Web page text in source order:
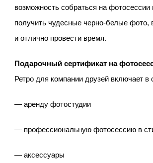
возможность собраться на
получить чудесные черно-белые фото,
и отлично провести время.
Подарочный сертификат на
Ретро для компании друзей включает в
— аренду фотостудии
— профессиональную фотосессию в
— аксессуары